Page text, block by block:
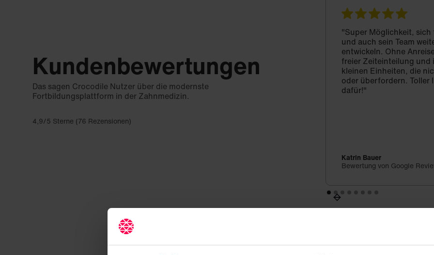
Kundenbewertungen
Das sagen Crocodile Nutzer über die modernste
Fortbildungsplattform in der Zahnmedizin.
4,9/5 Sterne (76 Rezensionen)
"Super Möglichkeit,
und auch sein Team
entwickeln. Ohne
freier Zeiteinteilung und
kleinen Einheiten, die
oder überfordern. Toller
dafür!"
Katrin Bauer
Bewertung von Google